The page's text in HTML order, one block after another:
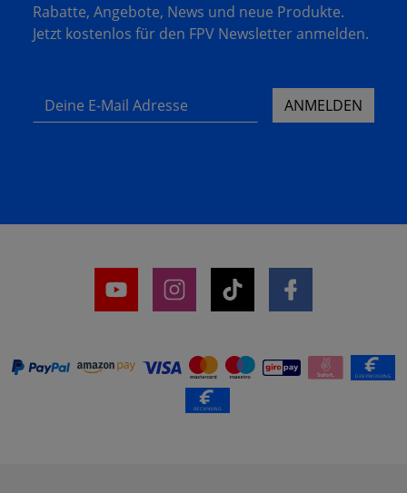
Rabatte, Angebote, News und neue Produkte.
Jetzt kostenlos für den FPV Newsletter anmelden.
Deine E-Mail Adresse ANMELDEN